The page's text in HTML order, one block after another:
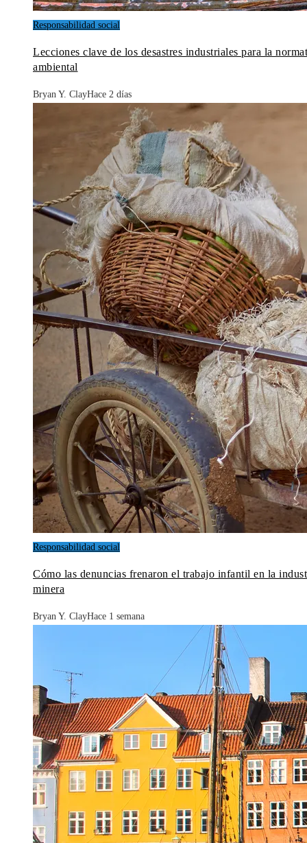
Responsabilidad social
Lecciones clave de los desastres industriales para la
ambiental
Bryan Y. ClayHace 2 días
Responsabilidad social
Cómo las denuncias frenaron el trabajo infantil en la
minera
Bryan Y. ClayHace 1 semana